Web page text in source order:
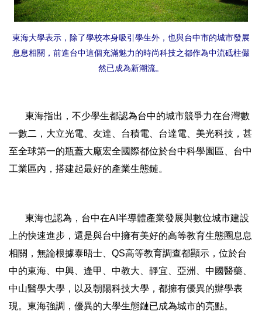
東海大學表示，除了學校本身吸引學生外，也與台中市的城市發展
息息相關，前進台中這個充滿魅力的時尚科技之都作為中流砥柱儼
然已成為新潮流。
東海指出，不少學生都認為台中的城市競爭力在台灣數
一數二，大立光電、友達、台積電、台達電、美光科技，甚
至全球第一的瓶蓋大廠宏全國際都位於台中科學園區、台中
工業區內，搭建起最好的產業生態鏈。
東海也認為，台中在AI半導體產業發展與數位城市建設
上的快速進步，還是與台中擁有美好的高等教育生態圈息息
相關，無論根據泰晤士、QS高等教育調查都顯示，位於台
中的東海、中興、逢甲、中教大、靜宜、亞洲、中國醫藥、
中山醫學大學，以及朝陽科技大學，都擁有優異的辦學表
現。東海強調，優異的大學生態鏈已成為城市的亮點。